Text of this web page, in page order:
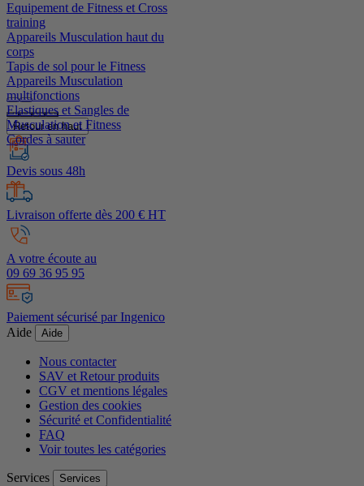
Equipement de Fitness et Cross
training
Appareils Musculation haut du
corps
Tapis de sol pour le Fitness
Appareils Musculation
multifonctions
Elastiques et Sangles de
Musculation et Fitness
Cordes à sauter
Retour en haut
Devis sous 48h
Livraison offerte dès 200 € HT
A votre écoute au
09 69 36 95 95
Paiement sécurisé par Ingenico
Aide
Aide
Nous contacter
SAV et Retour produits
CGV et mentions légales
Gestion des cookies
Sécurité et Confidentialité
FAQ
Voir toutes les catégories
Services Services